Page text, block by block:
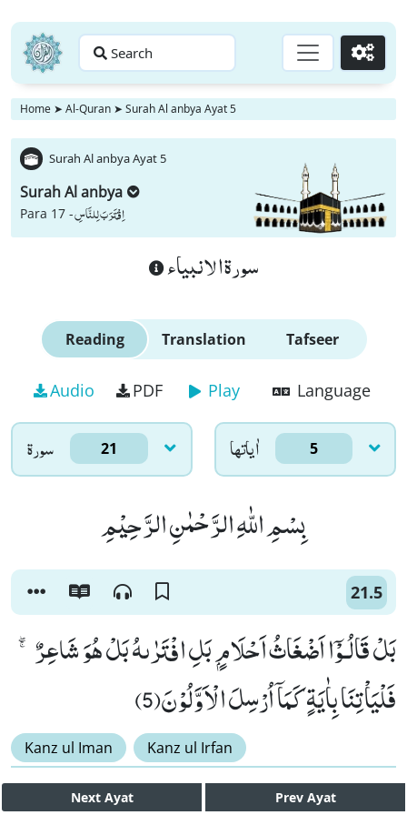
Search Go
Home ➤ Al-Quran ➤ Surah Al anbya Ayat 5
Surah Al anbya Ayat 5
Surah Al anbya
Para 17 -اِقْتَرَبَ لِلنَّاسِ
سورة الانبياء
Reading Translation Tafseer
Audio PDF Play Language
سورۃ 21 اٰياتها 5
بِسْمِ اللّٰهِ الرَّحْمٰنِ الرَّحِیْمِ
21.5
بَلْ قَالُـوْۤا اَضْغَاثُ اَحْلَامٍۭ بَلِ افْتَرٰىهُ بَلْ هُوَ شَاعِرٌ ۚۖ-
فَلْیَاْتِنَا بِاٰیَةٍ كَمَاۤ اُرْسِلَ الْاَوَّلُوْنَ(5)
Kanz ul Iman Kanz ul Irfan
Next Ayat Prev Ayat